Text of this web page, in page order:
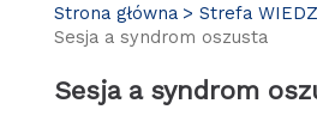
Strona główna
Strefa
Sesja a syndrom oszusta
Sesja a syndrom